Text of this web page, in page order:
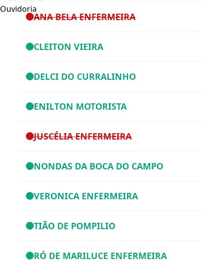
Ouvidoria
ANA BELA ENFERMEIRA
CLEITON VIEIRA
DELCI DO CURRALINHO
ENILTON MOTORISTA
JUSCÉLIA ENFERMEIRA
NONDAS DA BOCA DO CAMPO
VERONICA ENFERMEIRA
TIÃO DE POMPILIO
RÓ DE MARILUCE ENFERMEIRA